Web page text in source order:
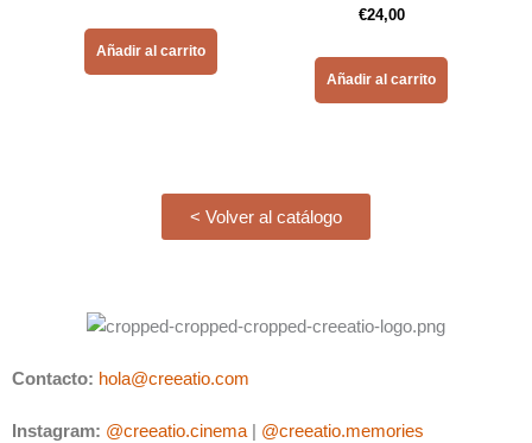
Añadir al carrito
€24,00
Añadir al carrito
< Volver al catálogo
Contacto: hola@creeatio.com
Instagram: @creeatio.cinema| @creeatio.memories